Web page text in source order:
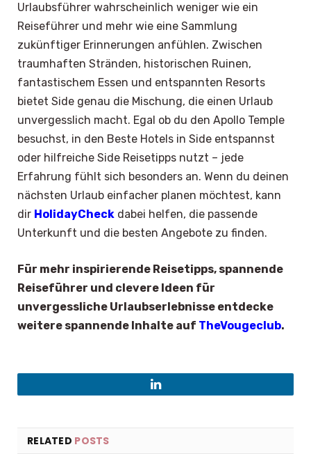
Urlaubsführer wahrscheinlich weniger wie ein
Reiseführer und mehr wie eine Sammlung
zukünftiger Erinnerungen anfühlen. Zwischen
traumhaften Stränden, historischen Ruinen,
fantastischem Essen und entspannten Resorts
bietet Side genau die Mischung, die einen Urlaub
unvergesslich macht. Egal ob du den Apollo Temple
besuchst, in den Beste Hotels in Side entspannst
oder hilfreiche Side Reisetipps nutzt – jede
Erfahrung fühlt sich besonders an. Wenn du deinen
nächsten Urlaub einfacher planen möchtest, kann
dir HolidayCheck dabei helfen, die passende
Unterkunft und die besten Angebote zu finden.
Für mehr inspirierende Reisetipps, spannende
Reiseführer und clevere Ideen für
unvergessliche Urlaubserlebnisse entdecke
weitere spannende Inhalte auf TheVougeclub.
LinkedIn
RELATED POSTS
Select Language